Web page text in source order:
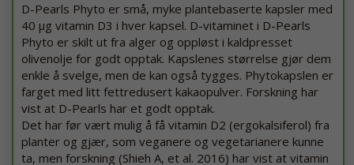
D-Pearls Phyto er små, myke plantebaserte kapsler med
40 μg vitamin D3 i hver kapsel. D-vitaminet i D-Pearls
Phyto er skilt ut fra alger og oppløst i kaldpresset
olivenolje for godt opptak. Kapslenes størrelse gjør dem
enkle å svelge, men de kan også tygges. Phytokapslen er
farget med litt fettredusert kakaopulver. Forskning har
vist at D-Pearls har et godt opptak.
Det har før vært mulig å få vitamin D2 (ergokalsiferol) fra
planter og gjær, som veganere og vegetarianere kunne
ta, men forskning (Shieh A, et al. 2016) har vist at vitamin